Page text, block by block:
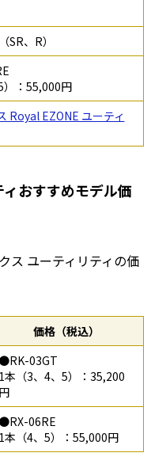
SR、R）
）：55,000円
Royal EZONE ユーティ
おすすめモデル価
ス ユーティリティの価
価格（税込）
●RK-03GT
1本（3、4、5）：35,200
円
●RX-06RE
1本（4、5）：55,000円